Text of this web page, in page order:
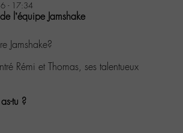
- 17:34
l’équipe Jamshake
Jamshake?
Rémi et Thomas, ses talentueux
tu ?